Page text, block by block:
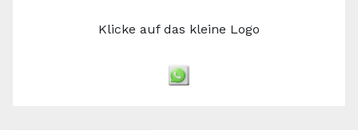
Klicke auf das kleine Logo